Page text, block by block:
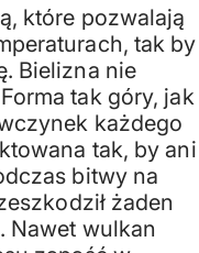
które pozwalają
tak by
Bielizna nie
tak góry, jak
każdego
tak, by ani
bitwy na
żaden
Nawet wulkan